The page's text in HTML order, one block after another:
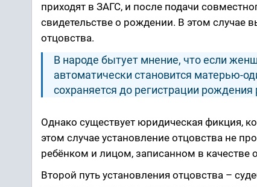
приходят в ЗАГС, и после подачи
свидетельстве о рождении. В этом случае
отцовства.
В народе бытует мнение, что если
автоматически становится матерью-
сохраняется до регистрации рождения
Однако существует юридическая фикция,
этом случае установление отцовства не
ребёнком и лицом, записанном в качестве
Второй путь установления отцовства –